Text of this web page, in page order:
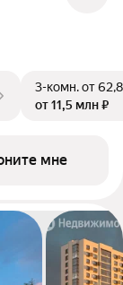
3-комн.от
от 11,5 млн ₽
мне